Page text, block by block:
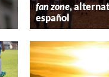
fan zone,
español